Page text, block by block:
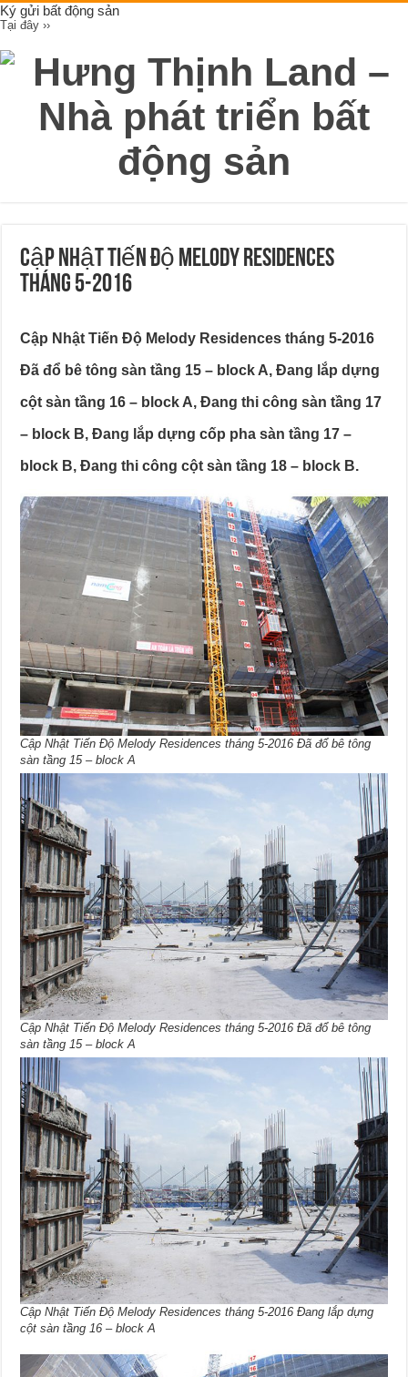
Ký gửi bất động sản
Tại đây ››
Cập Nhật Tiến Độ Melody Residences
tháng 5-2016
Cập Nhật Tiến Độ Melody Residences tháng 5-2016
Đã đổ bê tông sàn tầng 15 – block A, Đang lắp dựng
cột sàn tầng 16 – block A, Đang thi công sàn tầng 17
– block B, Đang lắp dựng cốp pha sàn tầng 17 –
block B, Đang thi công cột sàn tầng 18 – block B.
Cập Nhật Tiến Độ Melody Residences tháng 5-2016 Đã đổ bê tông
sàn tầng 15 – block A
Cập Nhật Tiến Độ Melody Residences tháng 5-2016 Đã đổ bê tông
sàn tầng 15 – block A
Cập Nhật Tiến Độ Melody Residences tháng 5-2016 Đang lắp dựng
cột sàn tầng 16 – block A